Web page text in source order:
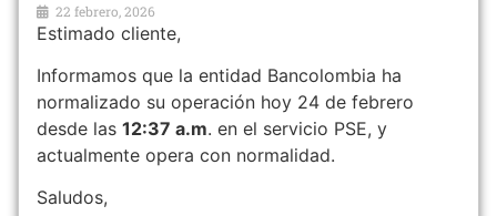
22 febrero, 2026
Estimado cliente,
Informamos que la entidad Bancolombia ha
normalizado su operación hoy 24 de febrero
desde las 12:37 a.m. en el servicio PSE, y
actualmente opera con normalidad.
Saludos,